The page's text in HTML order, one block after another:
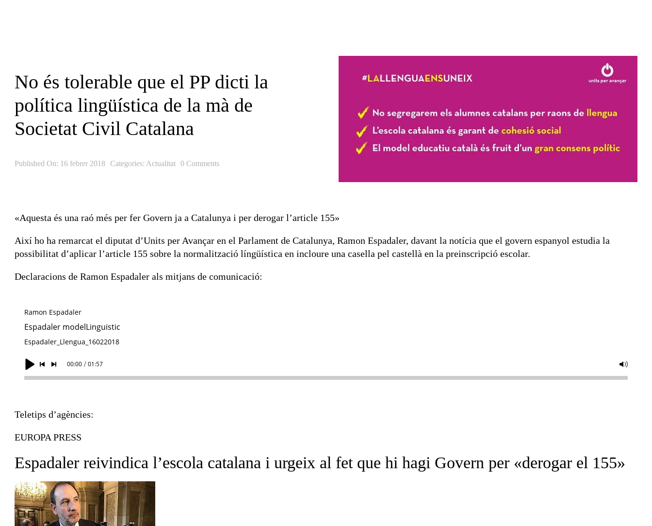
No és tolerable que el PP dicti la
política lingüística de la mà de
Societat Civil Catalana
Published On: 16 febrer 2018 Categories: Actualitat 0 Comments
«Aquesta és una raó més per fer Govern ja a Catalunya i per derogar l’article 155»
Així ho ha remarcat el diputat d’Units per Avançar en el Parlament de Catalunya, Ramon Espadaler, davant la notícia que el govern espanyol estudia la
possibilitat d’aplicar l’article 155 sobre la normalització língüística en incloure una casella pel castellà en la preinscripció escolar.
Declaracions de Ramon Espadaler als mitjans de comunicació:
Teletips d’agències:
EUROPA PRESS
Espadaler reivindica l’escola catalana i urgeix al fet que hi hagi Govern per «derogar el 155»